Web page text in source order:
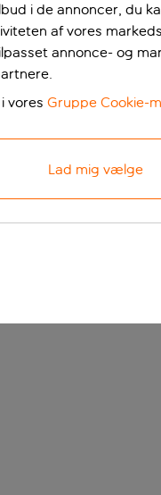
i de annoncer, du
af vores
annonce- og
vores Gruppe Cookie-
Lad mig vælge